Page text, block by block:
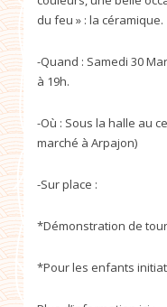
du feu » : la céramique.
-Quand : Samedi 30
à 19h.
-Où : Sous la halle au
marché à Arpajon)
-Sur place :
*Démonstration de
*Pour les enfants